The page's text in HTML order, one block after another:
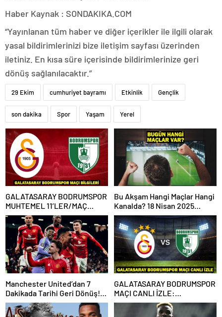
Haber Kaynak : SONDAKIKA.COM
“Yayınlanan tüm haber ve diğer içerikler ile ilgili olarak
yasal bildirimlerinizi bize iletişim sayfası üzerinden
iletiniz. En kısa süre içerisinde bildirimlerinize geri
dönüş sağlanılacaktır.”
29 Ekim cumhuriyet bayramı Etkinlik Gençlik
son dakika Spor Yaşam Yerel
GALATASARAY BODRUMSPOR
MUHTEMEL 11’LER/MAÇ
KADROSU! Galatasaray
Bodrumspor maçı hangi
kanalda, saat kaçta?
Bu Akşam Hangi Maçlar Hangi
Kanalda? 18 Nisan 2025
Günün Karşılaşmaları
Manchester United’dan 7
Dakikada Tarihi Geri Dönüş!
UEFA Avrupa Ligi’nde Yarı
Finalde
GALATASARAY BODRUMSPOR
MAÇI CANLI İZLE:
Galatasaray Bodrumspor
maçı şifresiz mi?